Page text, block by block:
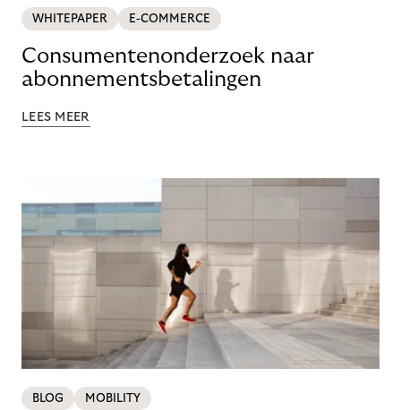
WHITEPAPER E-COMMERCE
Consumentenonderzoek naar
abonnementsbetalingen
LEES MEER
BLOG MOBILITY